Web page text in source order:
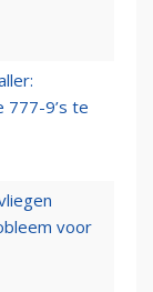
9’s te
voor